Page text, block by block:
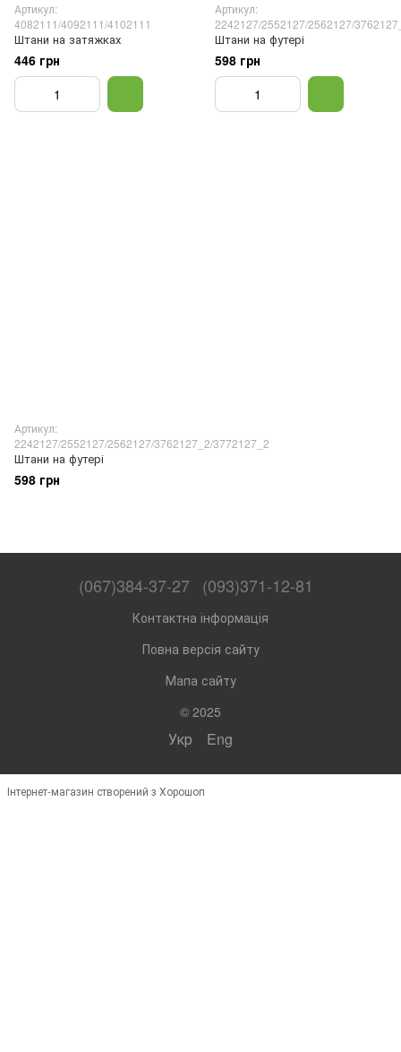
Артикул:
4082111/4092111/4102111
Штани на затяжках
446 грн
Артикул:
2242127/2552127/2562127/
Штани на футері
598 грн
Артикул:
2242127/2552127/2562127/3762127_2/3772127_2
Штани на футері
598 грн
(067)384-37-27 (093)371-12-81
Контактна інформація
Повна версія сайту
Мапа сайту
© 2025
Укр Eng
Інтернет-магазин створений з Хорошоп